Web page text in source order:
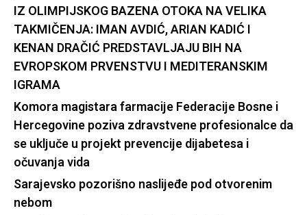
IZ OLIMPIJSKOG BAZENA OTOKA NA VELIKA
TAKMIČENJA: IMAN AVDIĆ, ARIAN KADIĆ I
KENAN DRAČIĆ PREDSTAVLJAJU BIH NA
EVROPSKOM PRVENSTVU I MEDITERANSKIM
IGRAMA
Komora magistara farmacije Federacije Bosne i
Hercegovine poziva zdravstvene profesionalce da
se uključe u projekt prevencije dijabetesa i
očuvanja vida
Sarajevsko pozorišno naslijeđe pod otvorenim
nebom